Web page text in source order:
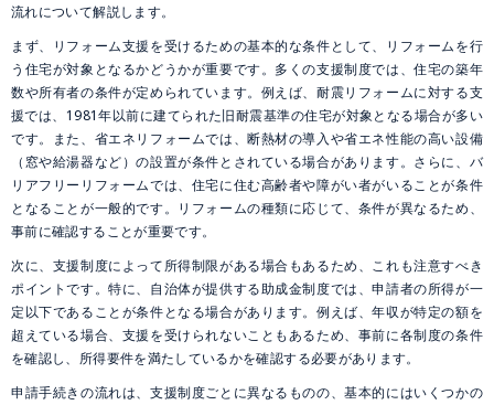
流れについて解説します。
まず、リフォーム支援を受けるための基本的な条件として、リフォームを行
う住宅が対象となるかどうかが重要です。多くの支援制度では、住宅の築年
数や所有者の条件が定められています。例えば、耐震リフォームに対する支
援では、1981年以前に建てられた旧耐震基準の住宅が対象となる場合が多い
です。また、省エネリフォームでは、断熱材の導入や省エネ性能の高い設備
（窓や給湯器など）の設置が条件とされている場合があります。さらに、バ
リアフリーリフォームでは、住宅に住む高齢者や障がい者がいることが条件
となることが一般的です。リフォームの種類に応じて、条件が異なるため、
事前に確認することが重要です。
次に、支援制度によって所得制限がある場合もあるため、これも注意すべき
ポイントです。特に、自治体が提供する助成金制度では、申請者の所得が一
定以下であることが条件となる場合があります。例えば、年収が特定の額を
超えている場合、支援を受けられないこともあるため、事前に各制度の条件
を確認し、所得要件を満たしているかを確認する必要があります。
申請手続きの流れは、支援制度ごとに異なるものの、基本的にはいくつかの